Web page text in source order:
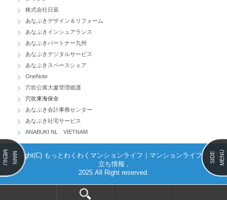
株式会社日装
あなぶきデザイン＆リフォーム
あなぶきインシュアランス
あなぶきパートナー九州
あなぶきデジタルサービス
あなぶきスペースシェア
OneNote
穴吹公寓大廈管理維護
穴吹東海保全
あなぶき会計事務センター
あなぶき社宅サービス
ANABUKI NL VIETNAM
Copyright(C) もっとわくわくマンションライフ｜マンションライフのお役
立ち情報 ,
2025 All Right reserved.
MAIN
MENU SIDE MENU